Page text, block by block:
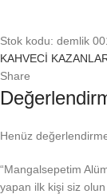
Stok kodu: demlik
KAHVECİ
Share
Henüz değerlendirme
“Mangalsepetim
yapan ilk kişi siz olun